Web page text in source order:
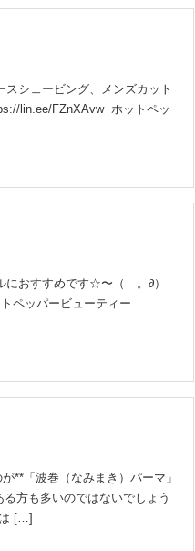
シェービング、メンズカット
lin.ee/FZnXAvw ホットペッ
おすすめです☆〜（ゝ。∂）
ペッパービューティー
**「波巻（なみまき）パーマ」
方も多いのではないでしょう
[…]